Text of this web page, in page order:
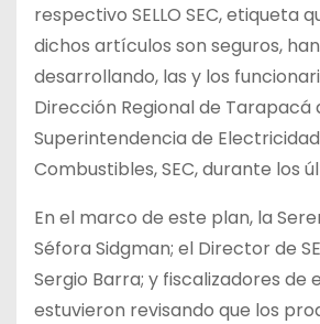
respectivo SELLO SEC, etiqueta
dichos artículos son seguros,
desarrollando, las y los
Dirección Regional de Tarapacá
Superintendencia de
Combustibles, SEC, durante los
En el marco de este plan, la
Séfora Sidgman; el Director de
Sergio Barra; y fiscalizadores de
estuvieron revisando que los